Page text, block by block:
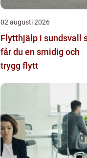
02 augusti 2026
Flytthjälp i sundsvall så
får du en smidig och
trygg flytt